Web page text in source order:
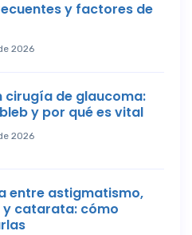
y factores de
2026
cirugía de glaucoma:
y por qué es vital
2026
entre astigmatismo,
y catarata: cómo